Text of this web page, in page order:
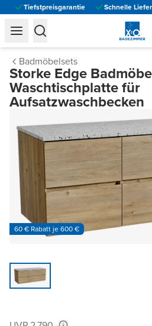
Tiefstpreisgarantie Schnelle
Badmöbelsets
Storke Edge
Waschtischplatte für
Aufsatzwaschbecken
60 € Rabatt je 600 €